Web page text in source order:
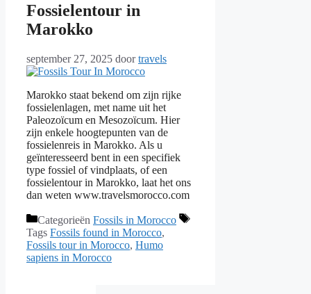
Fossielentour in
Marokko
september 27, 2025 doortravels
Marokko staat bekend om zijn rijke
fossielenlagen, met name uit het
Paleozoïcum en Mesozoïcum. Hier
zijn enkele hoogtepunten van de
fossielenreis in Marokko. Als u
geïnteresseerd bent in een specifiek
type fossiel of vindplaats, of een
fossielentour in Marokko, laat het ons
dan weten www.travelsmorocco.com
Categorieën Fossils in Morocco
Tags Fossils found in Morocco,
Fossils tour in Morocco, Humo
sapiens in Morocco